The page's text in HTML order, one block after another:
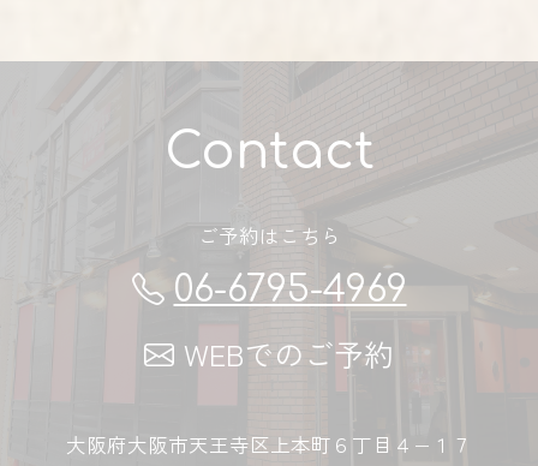
Contact
ご予約はこちら
06-6795-4969
WEBでのご予約
大阪府大阪市天王寺区上本町６丁目４−１７